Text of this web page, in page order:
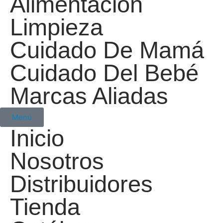
Limpieza
Cuidado De Mamá
Cuidado Del Bebé
Marcas Aliadas
Menú
Inicio
Nosotros
Distribuidores
Tienda